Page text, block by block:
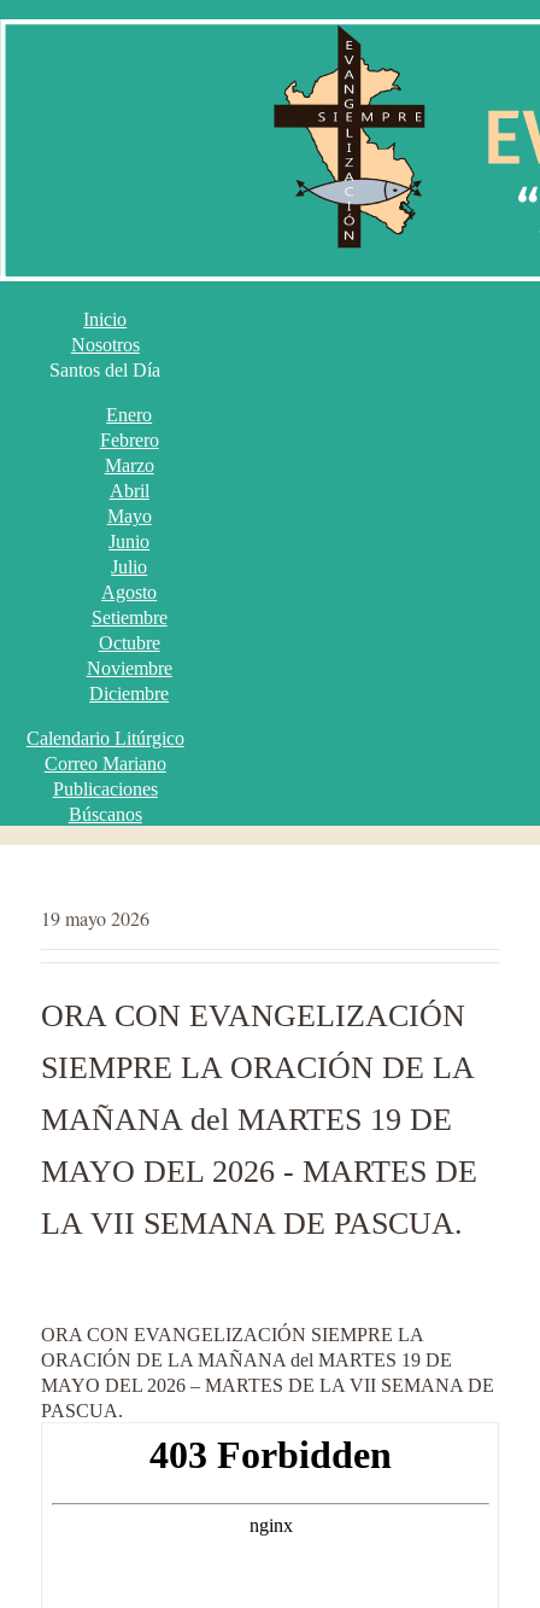
Inicio
Nosotros
Santos del Día
Enero
Febrero
Marzo
Abril
Mayo
Junio
Julio
Agosto
Setiembre
Octubre
Noviembre
Diciembre
Calendario Litúrgico
Correo Mariano
Publicaciones
Búscanos
19 mayo 2026
ORA CON EVANGELIZACIÓN
SIEMPRE LA ORACIÓN DE LA
MAÑANA del MARTES 19 DE
MAYO DEL 2026 - MARTES DE
LA VII SEMANA DE PASCUA.
ORA CON EVANGELIZACIÓN SIEMPRE LA
ORACIÓN DE LA MAÑANA del MARTES 19 DE
MAYO DEL 2026 – MARTES DE LA VII SEMANA DE
PASCUA.